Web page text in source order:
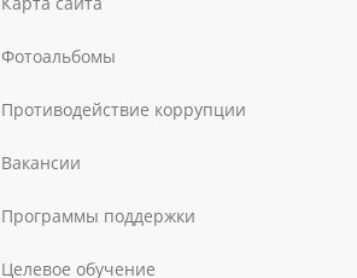
Фотоальбомы
Противодействие коррупции
Вакансии
Программы поддержки
Целевое обучение